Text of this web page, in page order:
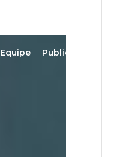
Equipe Publicações